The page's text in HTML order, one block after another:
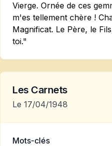
Vierge. Ornée de ces
m'es tellement chère !
Magnificat. Le Père, le
toi."
Les Carnets
Le 17/04/1948
Mots-clés